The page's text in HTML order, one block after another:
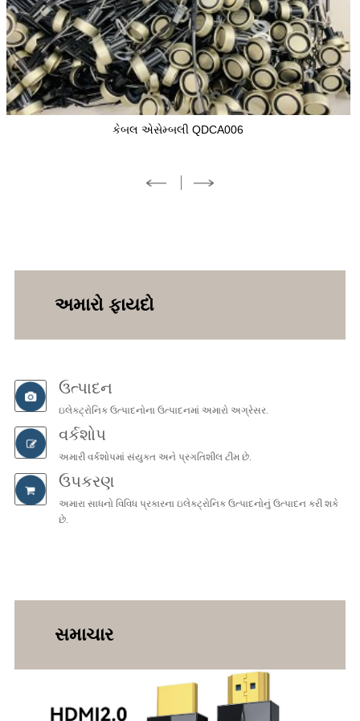
ઓટોમોટિવ હાર્નેસ QDAWH006
અમારો ફાયદો
ઉત્પાદન
ઇલેક્ટ્રોનિક ઉત્પાદનોના ઉત્પાદનમાં અમારો અગ્રેસર.
વર્કશોપ
અમારી વર્કશોપમાં સંયુક્ત અને પ્રગતિશીલ ટીમ છે.
ઉપકરણ
અમારા સાધનો વિવિધ પ્રકારના ઇલેક્ટ્રોનિક ઉત્પાદનોનું ઉત્પાદન કરી શકે
છે.
સમાચાર